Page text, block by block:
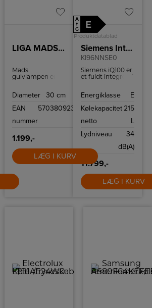
LIGA MADS SORT PENDEL
Mads
gulvlampen er
Mads
udført med sort
opalhvidt glas.
er elegant og
giver et fint
udtryk med sit
kugleformede
glas.
Diameter
30 cm
EAN
nummer
5703809239460
1.199,-
LÆG I KURV
A
↑
G
E
Produktdatablad
Siemens Integrerbart køle-/fryseskab
KI96NNSE0
Siemens iQ100 er
et fuldt integreret
falder fint ind i dit
som også sørger
holdbarheden af
fantastisk måde.
Energiklasse
E
Kølekapacitet
netto
215
L
Lydniveau
34
dB(A)
11.799,-
LÆG I KURV